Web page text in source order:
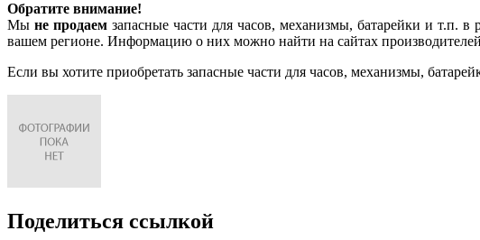
Обратите внимание!
Мы не продаемзапасные части для часов, механизмы, батарейки и т.п. в
вашем регионе. Информацию о них можно найти на сайтах
Если вы хотите приобретать запасные части для часов, механизмы,
Поделиться ссылкой